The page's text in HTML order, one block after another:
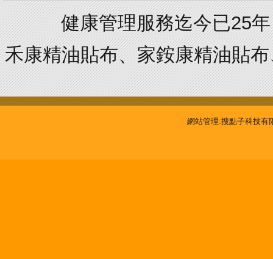
健康管理服務迄今已25
禾康精油貼布、家銨康精油貼
網站管理:搜點子科技有